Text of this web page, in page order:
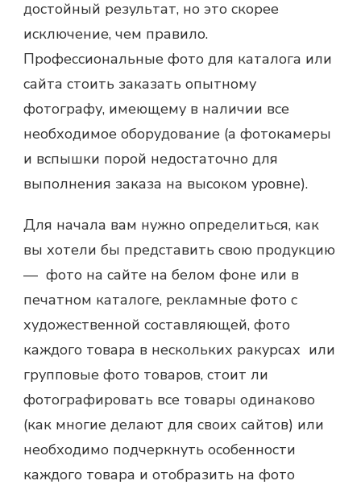
достойный результат, но это скорее
исключение, чем правило.
Профессиональные фото для каталога или
сайта стоить заказать опытному
фотографу, имеющему в наличии все
необходимое оборудование (а фотокамеры
и вспышки порой недостаточно для
выполнения заказа на высоком уровне).
Для начала вам нужно определиться, как
вы хотели бы представить свою продукцию
— фото на сайте на белом фоне или в
печатном каталоге, рекламные фото с
художественной составляющей, фото
каждого товара в нескольких ракурсах или
групповые фото товаров, стоит ли
фотографировать все товары одинаково
(как многие делают для своих сайтов) или
необходимо подчеркнуть особенности
каждого товара и отобразить на фото